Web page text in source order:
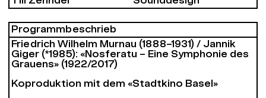
Programm­beschrieb
Friedrich Wilhelm Murnau (1888–1931) / Jannik
Giger (*1985): «Nosferatu – Eine Symphonie des
Grauens» (1922/2017)
Koproduktion mit dem «Stadtkino Basel»